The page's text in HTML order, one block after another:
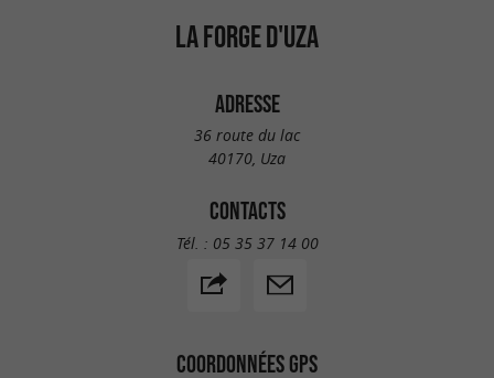
LA FORGE D'UZA
ADRESSE
36 route du lac
40170, Uza
CONTACTS
Tél. : 05 35 37 14 00
COORDONNÉES GPS